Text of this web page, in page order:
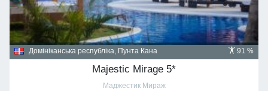
91 %
Домініканська республіка, Пунта Кана
Majestic Mirage 5*
Маджестик Мираж